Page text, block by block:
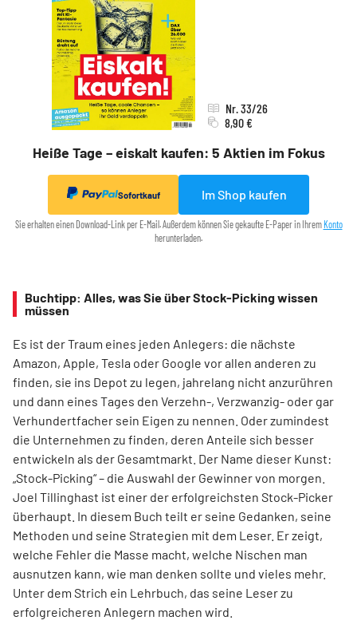
Heiße Tage – eiskalt kaufen: 5 Aktien im Fokus
Nr. 33/26
8,90 €
Sofortkauf Im Shop kaufen
Sie erhalten einen Download-Link per E-Mail. Außerdem können Sie gekaufte E-Paper in Ihrem Konto
herunterladen.
Buchtipp: Alles, was Sie über Stock-Picking wissen
müssen
Es ist der Traum eines jeden Anlegers: die nächste
Amazon, Apple, Tesla oder Google vor allen anderen zu
finden, sie ins Depot zu legen, jahrelang nicht anzurühren
und dann eines Tages den Verzehn-, Verzwanzig- oder gar
Verhundertfacher sein Eigen zu nennen. Oder zumindest
die Unternehmen zu finden, deren Anteile sich besser
entwickeln als der Gesamtmarkt. Der Name dieser Kunst:
„Stock-Picking“ – die Auswahl der Gewinner von morgen.
Joel Tillinghast ist einer der erfolgreichsten Stock-Picker
überhaupt. In diesem Buch teilt er seine Gedanken, seine
Methoden und seine Strategien mit dem Leser. Er zeigt,
welche Fehler die Masse macht, welche Nischen man
ausnutzen kann, wie man denken sollte und vieles mehr.
Unter dem Strich ein Lehrbuch, das seine Leser zu
erfolgreicheren Anlegern machen wird.